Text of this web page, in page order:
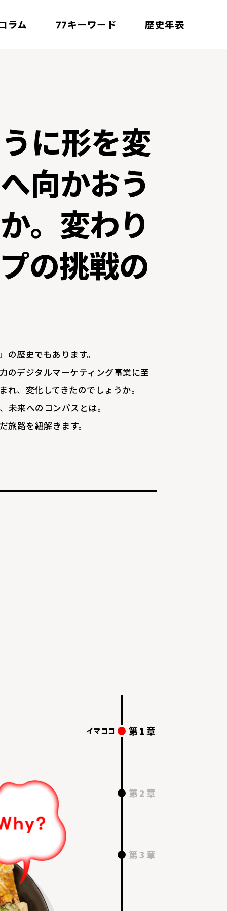
ラム 77キーワード 歴史年表
に形を変
向かおう
。変わり
の挑戦の
歴史でもあります。
のデジタルマーケティング事業に至
、変化してきたのでしょうか。
未来へのコンパスとは。
路を紐解きます。
第1章
第2章
第3章